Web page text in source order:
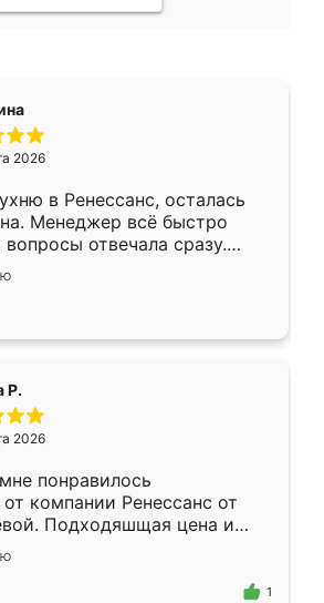
2026
в Ренессанс, осталась
Менеджер всё быстро
вопросы отвечала сразу.
в субботу, подошёл к
Собрали
работали аккуратно, даже
Р.
2026
понравилось
компании Ренессанс от
Подходяшщая цена и
изготовления. Приехавший
Владислав
моему эскизу самый
1